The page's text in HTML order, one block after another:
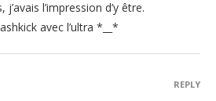
l’impression d’y être.
avec l’ultra *__*
REPLY